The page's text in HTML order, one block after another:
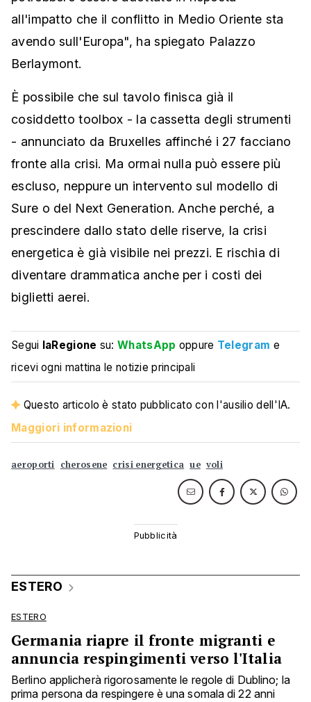
all'impatto che il conflitto in Medio Oriente sta
avendo sull'Europa", ha spiegato Palazzo
Berlaymont.
È possibile che sul tavolo finisca già il
cosiddetto toolbox - la cassetta degli strumenti
- annunciato da Bruxelles affinché i 27 facciano
fronte alla crisi. Ma ormai nulla può essere più
escluso, neppure un intervento sul modello di
Sure o del Next Generation. Anche perché, a
prescindere dallo stato delle riserve, la crisi
energetica è già visibile nei prezzi. E rischia di
diventare drammatica anche per i costi dei
biglietti aerei.
Segui laRegione su:WhatsApp oppure Telegram e
ricevi ogni mattina le notizie principali
Questo articolo è stato pubblicato con l'ausilio dell'IA.
Maggiori informazioni
aeroporti cherosene crisi energetica ue voli
ESTERO
ESTERO
Germania riapre il fronte migranti e
annuncia respingimenti verso l'Italia
Berlino applicherà rigorosamente le regole di Dublino; la
prima persona da respingere è una somala di 22 anni